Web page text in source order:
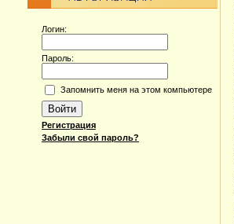
Логин:
Пароль:
Запомнить меня на этом компьютере
Регистрация
Забыли свой пароль?